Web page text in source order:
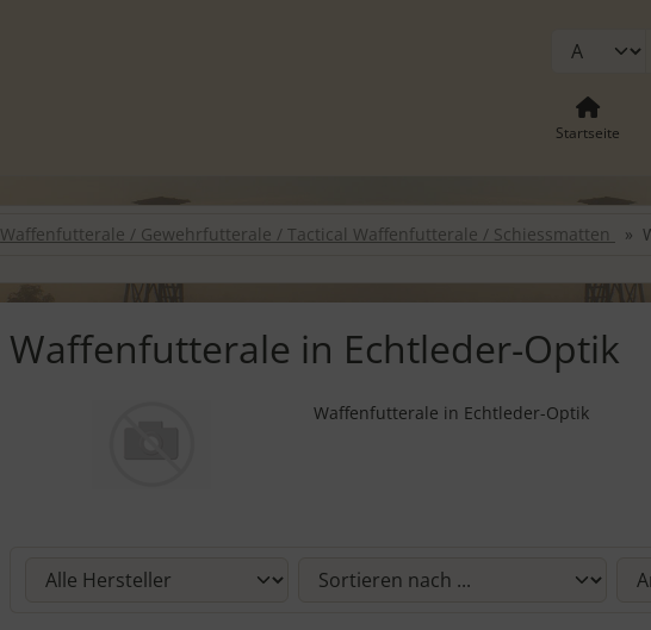
Startseite
Waffenfutterale / Gewehrfutterale / Tactical Waffenfutterale / Schiessmatten
Waffenfutterale in Echtleder-Optik
Waffenfutterale in Echtleder-Optik